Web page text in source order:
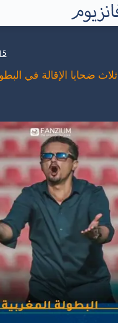
ثلاث ضحايا الإقالة في